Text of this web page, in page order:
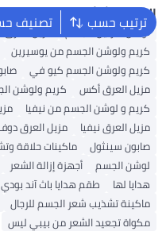
ترتيب حسب تصنيف البحث الشائع
لوشن فازلين للجسم
مزيل العرق
كريم ولوشن الجسم من يوسيرين
كريم ولوشن الجسم كيو في
مزيل العرق أكس
كريم ولوشن
كريم و لوشن الجسم من نيفيا
مزيل العرق نيفيا
مزيل العرق
صابون سينثول
ماكينات حلاقة
لوشن الجسم
أجهزة إزالة الشعر
هدايا لها
طقم هدايا باث آند
ماكينة تشذيب شعر الجسم للرجال
مكواة تجعيد الشعر من بيبي ليس